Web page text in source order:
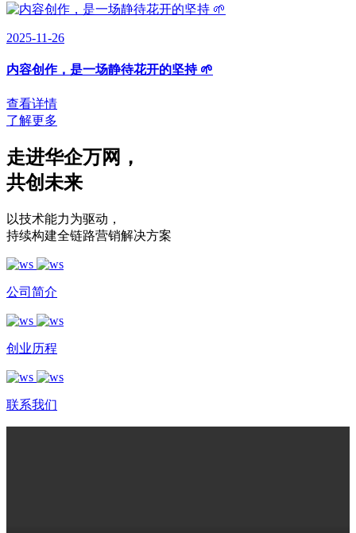
2025-11-26
内容创作，是一场静待花开的坚持 🌱
查看详情
了解更多
走进华企万网 ，
共创未来
以技术能力为驱动 ，
持续构建全链路营销解决方案
公司简介
创业历程
联系我们